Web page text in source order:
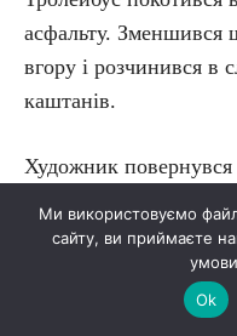
асфальту. Зменшився
вгору і розчинився в
каштанів.
Художник
— Ну й гарна яка
дивилась! Якщо
Ми використовуємо
сайту, ви приймаєте
Ok